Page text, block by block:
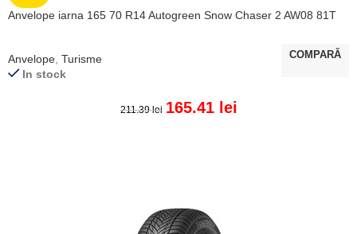
Anvelope iarna 165 70 R14 Autogreen Snow Chaser 2 AW08 81T
Anvelope Turisme
In stock
211.39lei 165.41 lei
COMPARĂ